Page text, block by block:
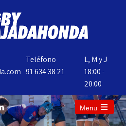
Teléfono
91 634 38 21
L, M y J
18:00 -
20:00
Menu